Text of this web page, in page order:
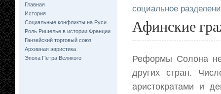
Главная
История
Социальные конфликты на Руси
Роль Ришелье в истории Франции
Ганзейский торговый союз
Архивная эвристика
Эпоха Петра Великого
социальное
Афинские
Реформы Солона
других стран.
аристократами и